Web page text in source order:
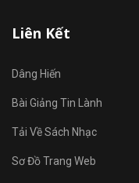
Liên Kết
Dâng Hiến
Bài Giảng Tin Lành
Tải Về Sách Nhạc
Sơ Đồ Trang Web